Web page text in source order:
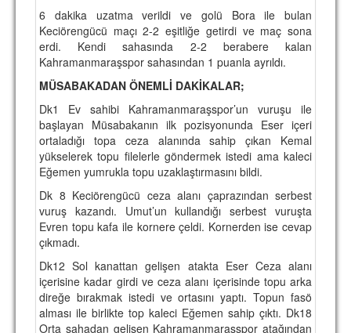
SPONSORLAR
TARİHÇE
TARİHİ BAŞARILAR
BASINDAN
KUPA MAÇLARI
ESKİ HOCALAR
HAKKIMIZDA
MİSYON
HAKKIMIZDA
6 dakika uzatma verildi ve golü Bora ile bulan
Keciörengücü maçı 2-2 eşitliğe getirdi ve maç sona
erdi. Kendi sahasında 2-2 berabere kalan
Kahramanmaraşspor sahasından 1 puanla ayrıldı.
MÜSABAKADAN ÖNEMLİ DAKİKALAR;
Dk1 Ev sahibi Kahramanmaraşspor’un vuruşu ile
başlayan Müsabakanın ilk pozisyonunda Eser içeri
ortaladığı topa ceza alanında sahip çıkan Kemal
yükselerek topu filelerle göndermek istedi ama kaleci
Eğemen yumrukla topu uzaklaştırmasını bildi.
Dk 8 Keciörengücü ceza alanı çaprazından serbest
vuruş kazandı. Umut’un kullandığı serbest vuruşta
Evren topu kafa ile kornere çeldi. Kornerden ise cevap
çıkmadı.
Dk12 Sol kanattan gelişen atakta Eser Ceza alanı
içerisine kadar girdi ve ceza alanı içerisinde topu arka
direğe bırakmak istedi ve ortasını yaptı. Topun fasö
alması ile birlikte top kaleci Eğemen sahip çıktı. Dk18
Orta sahadan gelişen Kahramanmaraşspor atağından